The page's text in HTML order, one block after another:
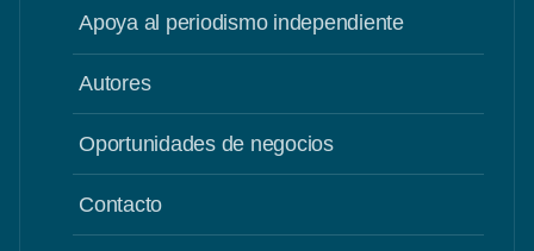
Apoya al periodismo independiente
Autores
Oportunidades de negocios
Contacto